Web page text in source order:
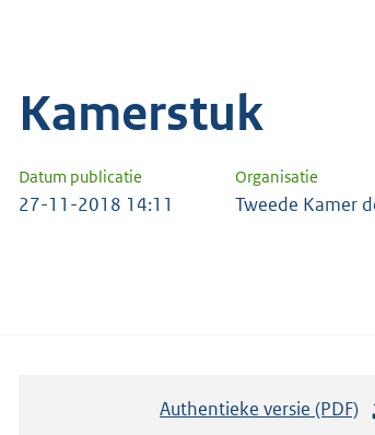
Kamerstuk
Datum publicatie Organisatie
27-11-2018 14:11 Tweede Kamer
Authentieke versie (PDF)